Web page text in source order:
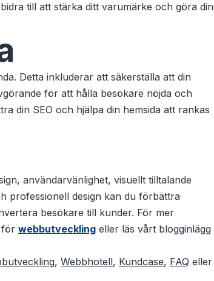
till att stärka ditt varumärke och göra din
Detta inkluderar att säkerställa att din
för att hålla besökare nöjda och
din SEO och hjälpa din hemsida att rankas
användarvänlighet, visuellt tilltalande
professionell design kan du förbättra
besökare till kunder. För mer
för webbutveckling eller läs vårt blogginlägg
, Webbhotell, Kundcase, FAQ eller